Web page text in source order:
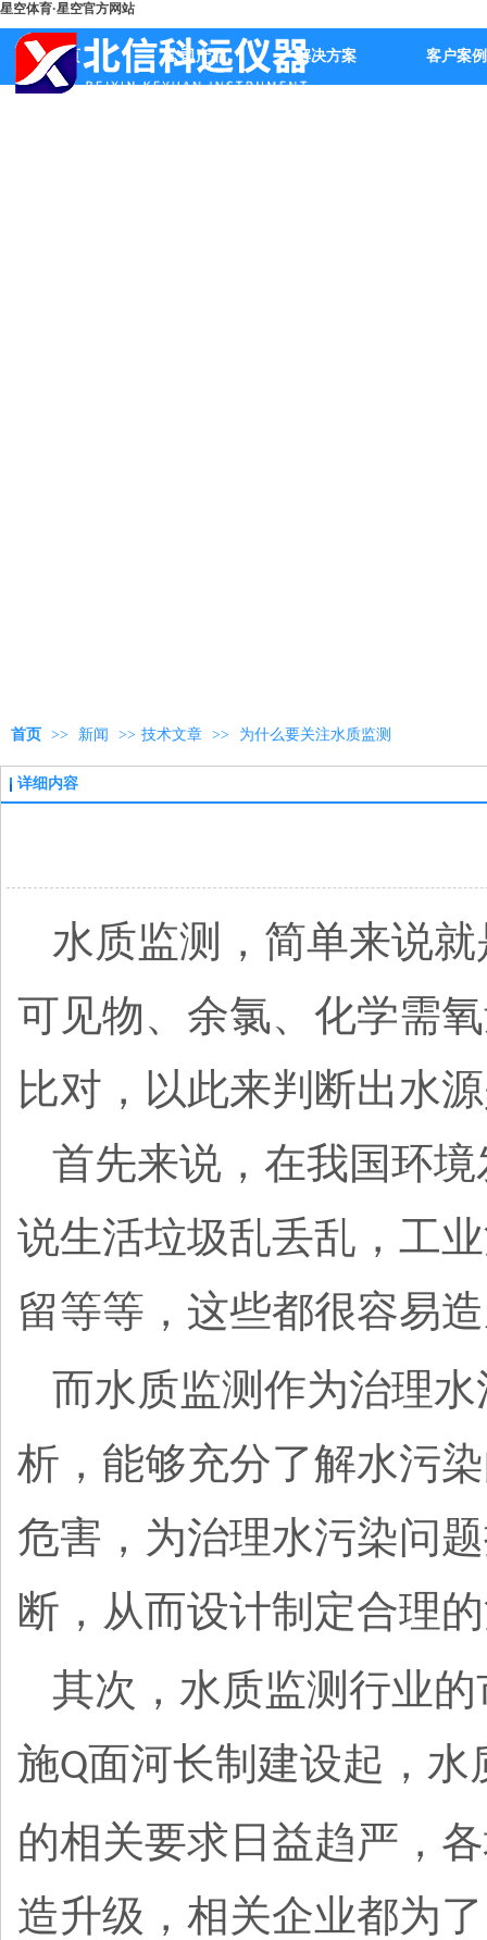
星空体育·星空官方网站
首页 公司产品 解决方案 客户案例
首页 >> 新闻 >> 技术文章 >> 为什么要关注水质监测
详细内容
水质监测，简单来说
可见物、余氯、化学需
比对，以此来判断出水
首先来说，在我国环
说生活垃圾乱丢乱，工
留等等，这些都很容易
而水质监测作为治理
析，能够充分了解水污
危害，为治理水污染问
断，从而设计制定合理
其次，水质监测行业
施Q面河长制建设起，
的相关要求日益趋严，
造升级，相关企业都为